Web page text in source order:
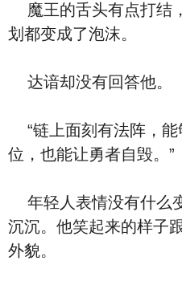
魔王的舌头有点打结
划都变成了泡沫。
达谙却没有回答他。
“链上面刻有法阵，能
位，也能让勇者自毁。”
年轻人表情没有什么
沉沉。他笑起来的样子
外貌。